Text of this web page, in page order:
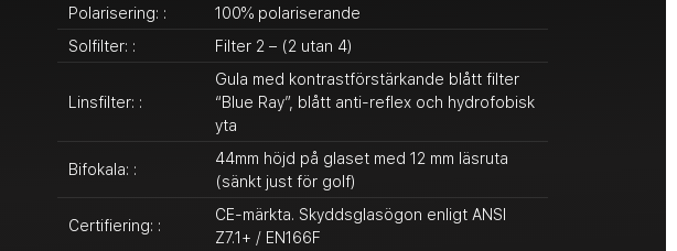
Polarisering: :
100% polariserande
Solfilter: :
Filter 2 – (2 utan 4)
Linsfilter: :
Gula med kontrastförstärkande blått filter
“Blue Ray”, blått anti-reflex och hydrofobisk
yta
Bifokala: :
44mm höjd på glaset med 12 mm läsruta
(sänkt just för golf)
Certifiering: :
CE-märkta. Skyddsglasögon enligt ANSI
Z7.1+ / EN166F